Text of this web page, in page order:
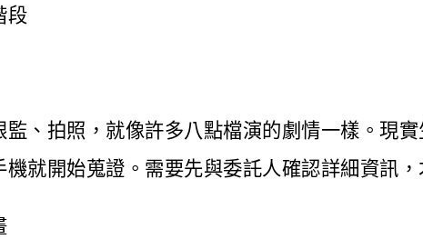
段
、拍照，就像許多八點檔演的劇情一樣。現
就開始蒐證。需要先與委託人確認詳細資訊